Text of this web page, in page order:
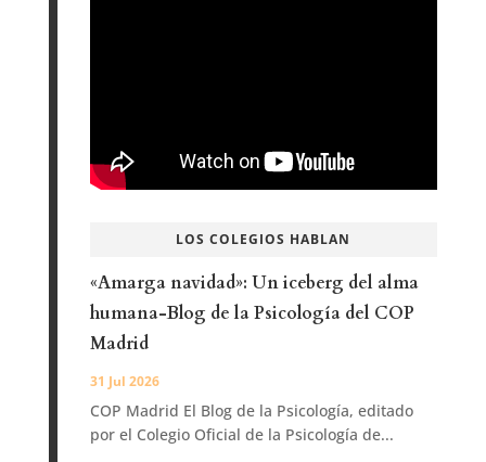
LOS COLEGIOS HABLAN
«Amarga navidad»: Un iceberg del alma
humana-Blog de la Psicología del COP
Madrid
31 Jul 2026
COP Madrid El Blog de la Psicología, editado
por el Colegio Oficial de la Psicología de...